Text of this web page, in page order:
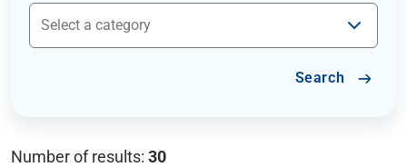
Search
Number of results: 30